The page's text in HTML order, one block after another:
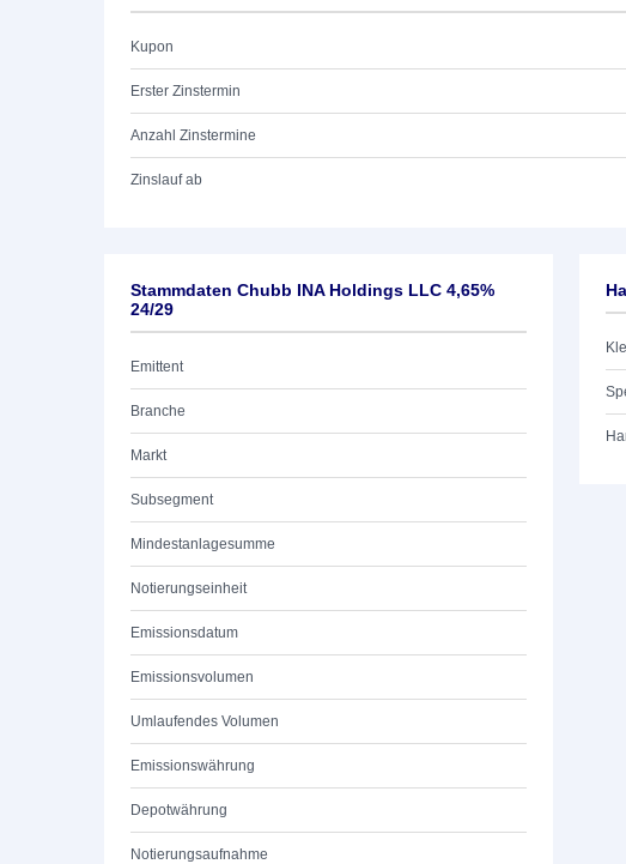
Kupon
Erster Zinstermin
Anzahl Zinstermine
Zinslauf ab
Stammdaten Chubb INA Holdings LLC 4,65%
24/29
Emittent
Branche
Markt
Subsegment
Mindestanlagesumme
Notierungseinheit
Emissionsdatum
Emissionsvolumen
Umlaufendes Volumen
Emissionswährung
Depotwährung
Notierungsaufnahme